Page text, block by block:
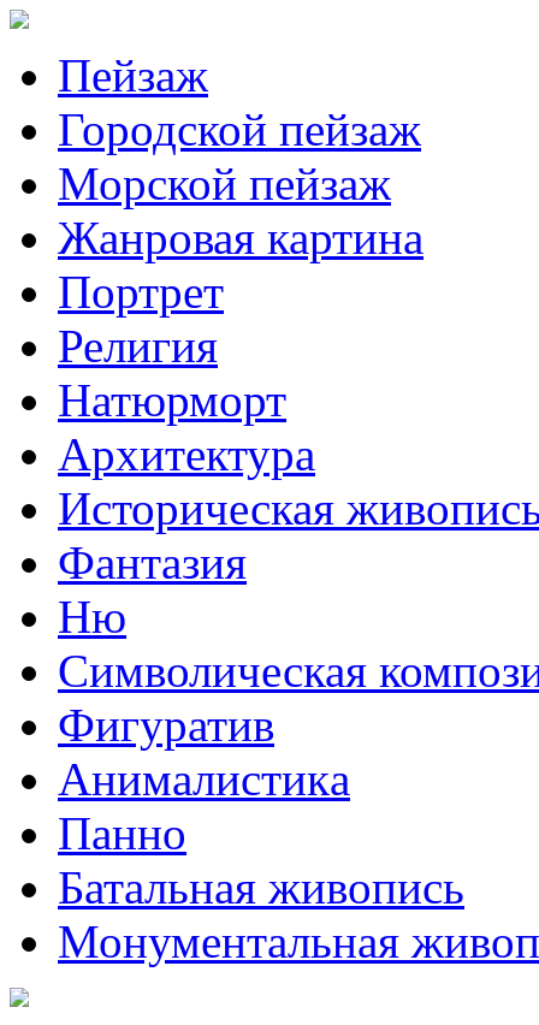
Пейзаж
Городской пейзаж
Морской пейзаж
Жанровая картина
Портрет
Религия
Натюрморт
Архитектура
Историческая
Фантазия
Ню
Символическая
Фигуратив
Анималистикa
Панно
Батальная живопись
Монументальная